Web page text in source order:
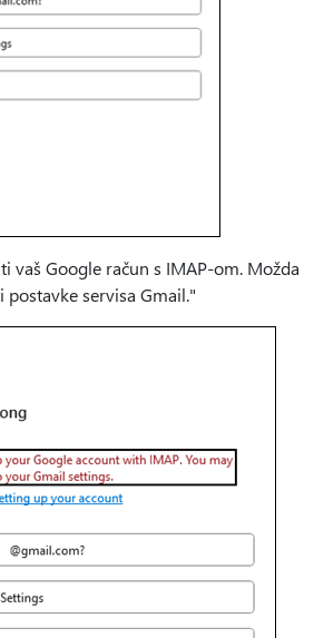
vaš Google račun s IMAP-om. Možda
servisa Gmail."